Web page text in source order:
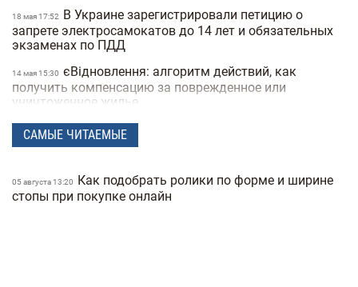
18 мая 17:52
В Украине зарегистрировали петицию о
запрете электросамокатов до 14 лет и обязательных
экзаменах по ПДД
14 мая 15:30 єВідновлення: алгоритм действий, как
получить компенсацию за поврежденное или
уничтоженное жилье
06 мая 15:50 В Украине хотят запретить электросамокаты
на тротуарах: где и как они будут ездить
областей выпал снег посреди апреля (фото)
САМЫЕ ЧИТАЕМЫЕ
05 августа 13:20
Как подобрать ролики по форме и ширине
стопы при покупке онлайн